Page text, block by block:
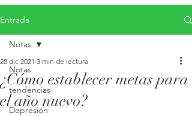
Entrada
Notas
tendencias
Depresión
Notas
¿Cómo establecer metas para
el año nuevo?
28 dic 2021 3 min de lectura